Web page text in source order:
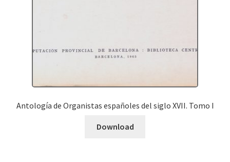
Antología de Organistas españoles del siglo XVII. Tomo I
Download